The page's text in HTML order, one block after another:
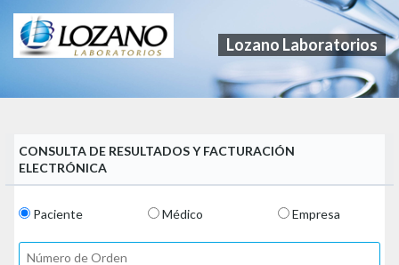
Lozano Laboratorios
CONSULTA DE RESULTADOS Y FACTURACIÓN
ELECTRÓNICA
Paciente Médico Empresa